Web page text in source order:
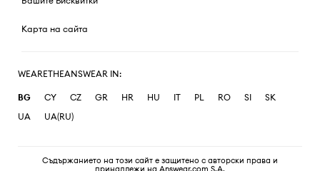
Карта на сайта
WEARETHEANSWEAR IN:
BG CY CZ GR HR HU IT PL RO SI
SK
UA
UA(RU)
Съдържанието на този сайт е защитено с авторски права и